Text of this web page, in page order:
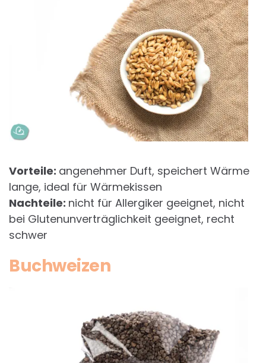
Vorteile: angenehmer Duft, speichert Wärme
lange, ideal für Wärmekissen
Nachteile: nicht für Allergiker geeignet, nicht
bei Glutenunverträglichkeit geeignet, recht
schwer
Buchweizen